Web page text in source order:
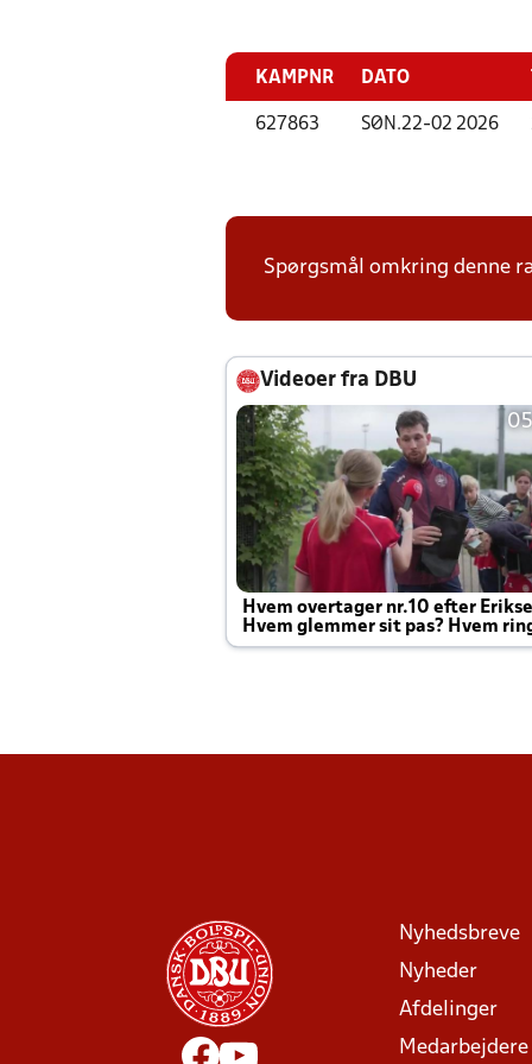
KAMPNR DATO
627863 SØN.22-02 2026
Spørgsmål omkring denne
Videoer fra DBU
Hvem overtager nr.10 efter
Hvem glemmer sit pas? Hvem
Joachim altid til efter kampe?
Nyhedsbreve
Nyheder
Afdelinger
Medarbejdere